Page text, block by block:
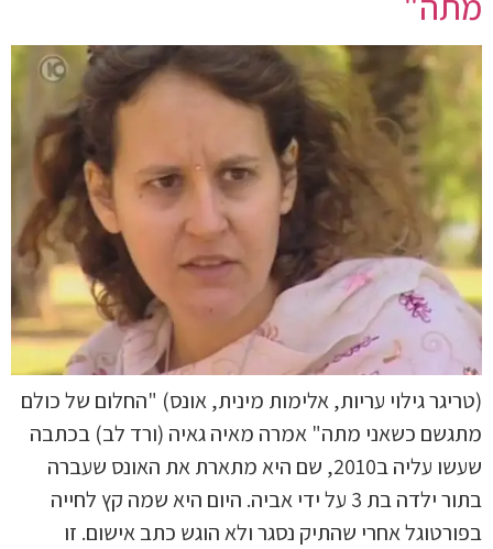
(טריגר גילוי עריות, אלימות מינית, אונס) "החלום של כולם
מתגשם כשאני מתה" אמרה מאיה גאיה (ורד לב) בכתבה
שעשו עליה ב2010, שם היא מתארת את האונס שעברה
בתור ילדה בת 3 על ידי אביה. היום היא שמה קץ לחייה
בפורטוגל אחרי שהתיק נסגר ולא הוגש כתב אישום. זו